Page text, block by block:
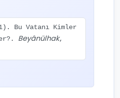
Bu Vatanı Kimler
Beyânülhak,